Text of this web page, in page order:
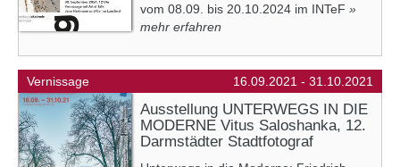
vom 08.09. bis 20.10.2024 im INTeF »
mehr erfahren
Vernissage 16.09.2021 - 31.10.2021
Ausstellung UNTERWEGS IN DIE
MODERNE Vitus Saloshanka, 12.
Darmstädter Stadtfotograf